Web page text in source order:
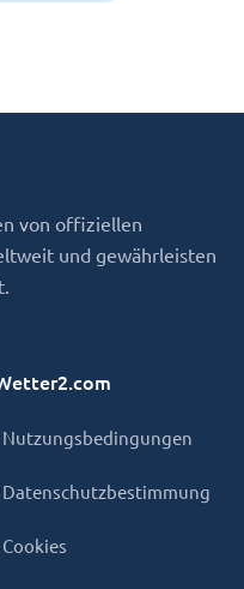
von offiziellen
und gewährleisten
Nutzungsbedingungen
Datenschutzbestimmung
Cookies